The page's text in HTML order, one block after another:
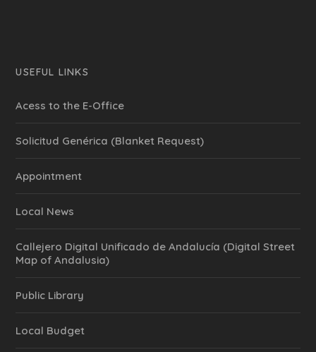
USEFUL LINKS
Acess to the E-Office
Solicitud Genérica (Blanket Request)
Appointment
Local News
Callejero Digital Unificado de Andalucía (Digital Street
Map of Andalusia)
Public Library
Local Budget